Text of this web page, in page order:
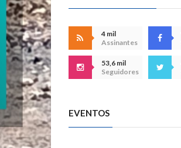
4 mil
Assinantes
53,6 mil
Seguidores
EVENTOS